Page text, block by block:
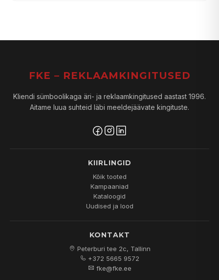
FKE – REKLAAMKINGITUSED
Kliendi sümboolikaga äri- ja reklaamkingitused aastast 1996.
Aitame luua suhteid läbi meeldejäävate kingituste.
KIIRLINGID
Kõik tooted
Kampaaniad
Kataloogid
Uudised ja lood
KONTAKT
Peterburi tee 2c, Tallinn
+372 5665 9572
fke@fke.ee